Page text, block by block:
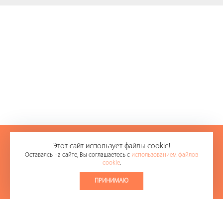
+7 (978) 109-96-09
8 (8692) 55-95-05
E-mail:
© 2008-2026.
Этот сайт использует файлы cookie!
Оставаясь на сайте, Вы соглашаетесь с использованием файлов
cookie.
ПРИНИМАЮ